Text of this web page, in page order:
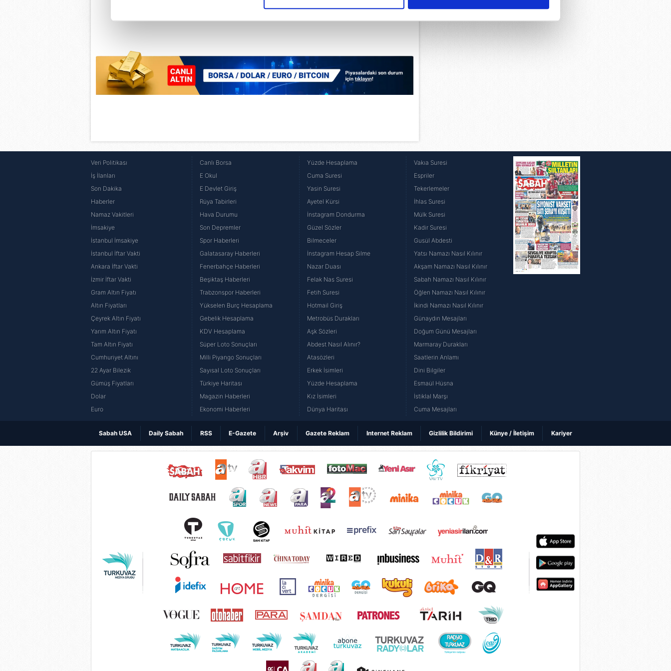
Her halükârda, kullanıcılar, bu çerezlere izin vermedikleri takdirde, kullanıcılara hedefli reklamlar gösterilmeyecektir."
amacıyla kullanılmaktadır. Diğer çerezler, sitemizin daha işlevsel kılınması ve kişiselleştirilmesi ve sizlere yönelik
reklam/pazarlama faaliyetlerinin yapılması, amaçlarıyla sınırlı olarak açık rızanız dahilinde kullanılacaktır.
Çerezlere ilişkin tercihlerinizi aşağıda yer alan panel vasıtasıyla belirleyebilirsiniz. Çerezlere ilişkin detaylı bilgi için Ayarlar
mevzuata uygun olarak kullanılan çerezlerle ilgili bilgi almak için lütfentıklayınız.
Veri Politikası
İş İlanları
Son Dakika
Haberler
Namaz Vakitleri
İmsakiye
İstanbul İmsakiye
İstanbul İftar Vakti
Ankara İftar Vakti
İzmir İftar Vakti
Gram Altın Fiyatı
Altın Fiyatları
Çeyrek Altın Fiyatı
Yarım Altın Fiyatı
Tam Altın Fiyatı
Cumhuriyet Altını
22 Ayar Bilezik
Gümüş Fiyatları
Dolar
Euro
Canlı Borsa
E Okul
E Devlet Giriş
Rüya Tabirleri
Hava Durumu
Son Depremler
Spor Haberleri
Galatasaray Haberleri
Fenerbahçe Haberleri
Beşiktaş Haberleri
Trabzonspor Haberleri
Yükselen Burç Hesaplama
Gebelik Hesaplama
KDV Hesaplama
Süper Loto Sonuçları
Milli Piyango Sonuçları
Sayısal Loto Sonuçları
Türkiye Haritası
Magazin Haberleri
Ekonomi Haberleri
Yüzde Hesaplama
Cuma Suresi
Yasin Suresi
Ayetel Kürsi
İnstagram Dondurma
Güzel Sözler
Bilmeceler
İnstagram Hesap Silme
Nazar Duası
Felak Nas Suresi
Fetih Suresi
Hotmail Giriş
Metrobüs Durakları
Aşk Sözleri
Abdest Nasıl Alınır?
Atasözleri
Erkek İsimleri
Yüzde Hesaplama
Kız İsimleri
Dünya Haritası
Vakıa Suresi
Espriler
Tekerlemeler
İhlas Suresi
Mülk Suresi
Kadir Suresi
Gusül Abdesti
Yatsı Namazı Nasıl Kılınır
Akşam Namazı Nasıl Kılınır
Sabah Namazı Nasıl Kılınır
Öğlen Namazı Nasıl Kılınır
İkindi Namazı Nasıl Kılınır
Günaydın Mesajları
Doğum Günü Mesajları
Marmaray Durakları
Saatlerin Anlamı
Dini Bilgiler
Esmaül Hüsna
İstiklal Marşı
Cuma Mesajları
Sabah USA Daily Sabah RSS E-Gazete Arşiv Gazete Reklam Internet Reklam Gizlilik Bildirimi Künye / İletişim Kariyer